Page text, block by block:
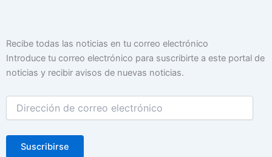
Recibe todas las noticias en tu correo electrónico
Introduce tu correo electrónico para suscribirte a este portal de
noticias y recibir avisos de nuevas noticias.
Dirección
de
electrónico
Suscribirse